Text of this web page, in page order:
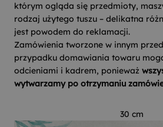
którym ogląda się przedmioty,
rodzaj użytego tuszu – delikatna
jest powodem do reklamacji.
Zamówienia tworzone w innym
przypadku domawiania towaru
odcieniami i kadrem, ponieważ
wytwarzamy po otrzymaniu
30 cm